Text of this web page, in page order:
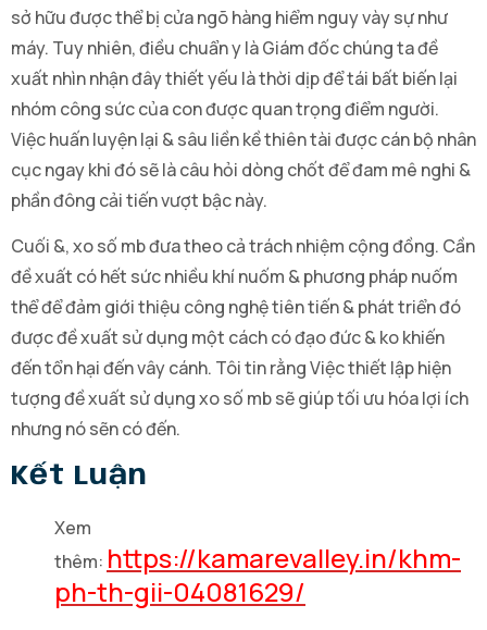
sở hữu được thể bị cửa ngõ hàng hiểm nguy vày sự như
máy. Tuy nhiên, điều chuẩn y là Giám đốc chúng ta đề
xuất nhìn nhận đây thiết yếu là thời dịp để tái bất biến lại
nhóm công sức của con được quan trọng điểm người.
Việc huấn luyện lại & sâu liền kề thiên tài được cán bộ nhân
cục ngay khi đó sẽ là câu hỏi dòng chốt để đam mê nghi &
phần đông cải tiến vượt bậc này.
Cuối &, xo số mb đưa theo cả trách nhiệm cộng đồng. Cần
đề xuất có hết sức nhiều khí nuốm & phương pháp nuốm
thể để đảm giới thiệu công nghệ tiên tiến & phát triển đó
được đề xuất sử dụng một cách có đạo đức & ko khiến
đến tổn hại đến vây cánh. Tôi tin rằng Việc thiết lập hiện
tượng đề xuất sử dụng xo số mb sẽ giúp tối ưu hóa lợi ích
nhưng nó sẽn có đến.
Kết Luận
Xem
thêm: https://kamarevalley.in/khm-
ph-th-gii-04081629/